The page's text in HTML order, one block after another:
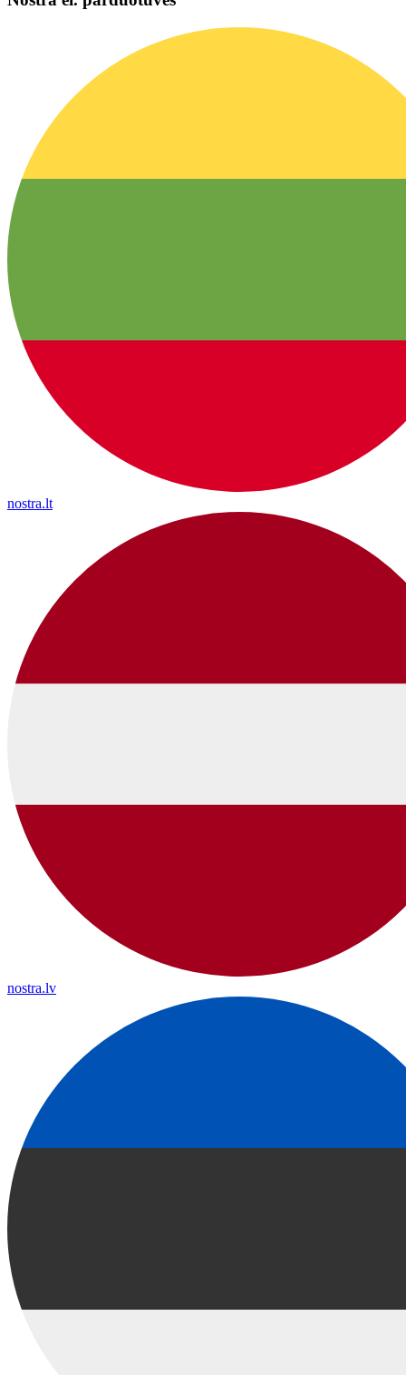
nostra.lt
nostra.lv